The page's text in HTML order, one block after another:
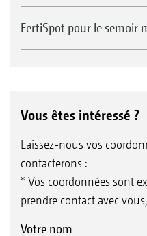
FertiSpot pour le semoir
Vous êtes intéressé ?
Laissez-nous vos
contacterons :
* Vos coordonnées sont
prendre contact avec
Votre nom